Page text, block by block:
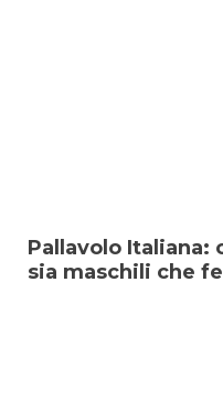
Pallavolo Italiana:
sia maschili che